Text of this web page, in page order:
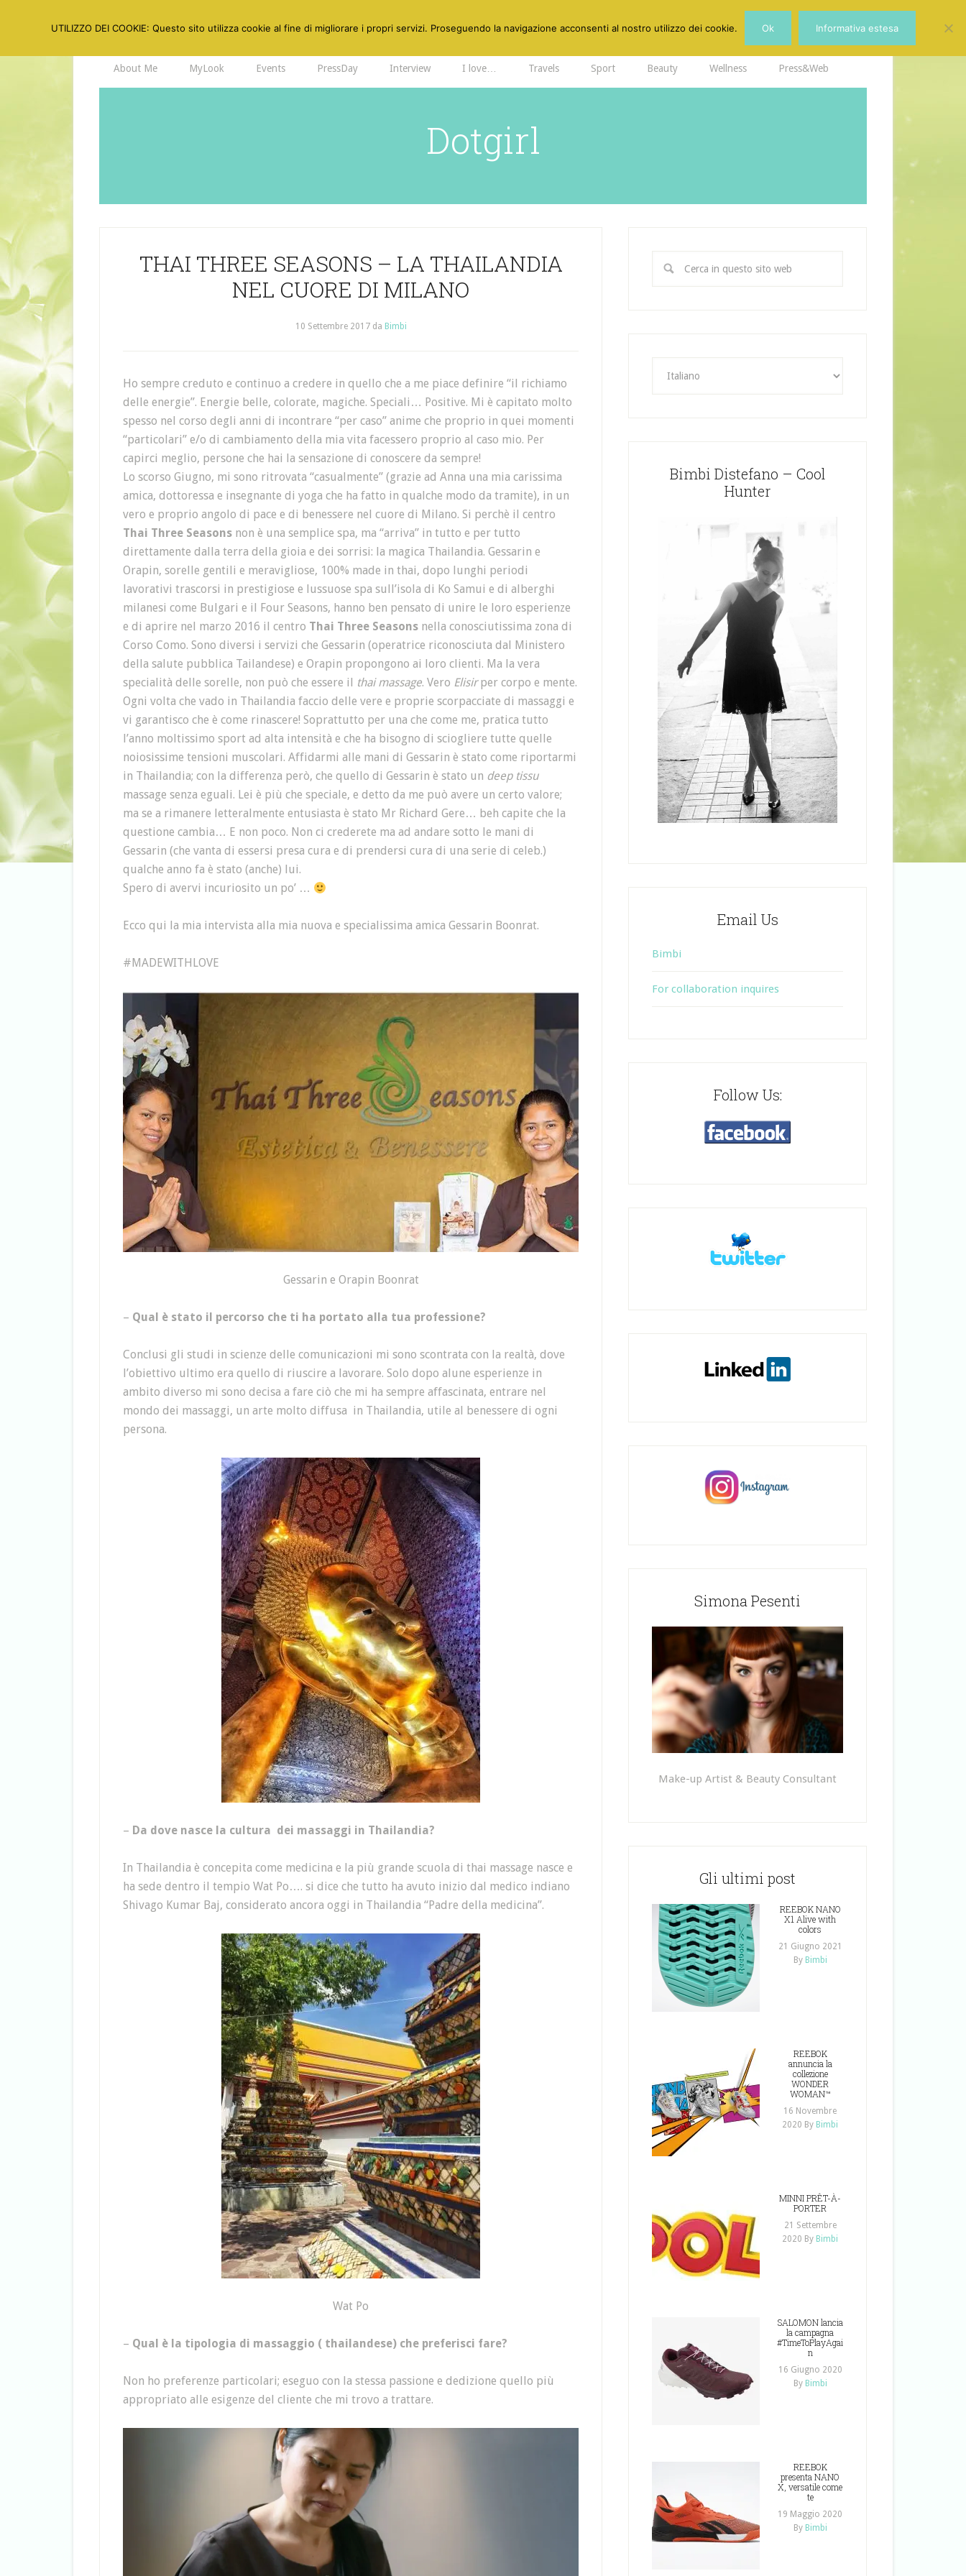
About Me MyLook Events PressDay Interview I love… Travels Sport Beauty Wellness Press&Web
Dotgirl
THAI THREE SEASONS – LA THAILANDIA
NEL CUORE DI MILANO
10 Settembre 2017da Bimbi
Ho sempre creduto e continuo a credere in quello che a me piace definire “il richiamo
delle energie”. Energie belle, colorate, magiche. Speciali… Positive. Mi è capitato molto
spesso nel corso degli anni di incontrare “per caso” anime che proprio in quei momenti
“particolari” e/o di cambiamento della mia vita facessero proprio al caso mio. Per
capirci meglio, persone che hai la sensazione di conoscere da sempre!
Lo scorso Giugno, mi sono ritrovata “casualmente” (grazie ad Anna una mia carissima
amica, dottoressa e insegnante di yoga che ha fatto in qualche modo da tramite), in un
vero e proprio angolo di pace e di benessere nel cuore di Milano. Si perchè il centro
Thai Three Seasons non è una semplice spa, ma “arriva” in tutto e per tutto
direttamente dalla terra della gioia e dei sorrisi: la magica Thailandia. Gessarin e
Orapin, sorelle gentili e meravigliose, 100% made in thai, dopo lunghi periodi
lavorativi trascorsi in prestigiose e lussuose spa sull’isola di Ko Samui e di alberghi
milanesi come Bulgari e il Four Seasons, hanno ben pensato di unire le loro esperienze
e di aprire nel marzo 2016 il centro Thai Three Seasons nella conosciutissima zona di
Corso Como. Sono diversi i servizi che Gessarin (operatrice riconosciuta dal Ministero
della salute pubblica Tailandese) e Orapin propongono ai loro clienti. Ma la vera
specialità delle sorelle, non può che essere il thai massage. Vero Elisirper corpo e mente.
Ogni volta che vado in Thailandia faccio delle vere e proprie scorpacciate di massaggi e
vi garantisco che è come rinascere! Soprattutto per una che come me, pratica tutto
l’anno moltissimo sport ad alta intensità e che ha bisogno di sciogliere tutte quelle
noiosissime tensioni muscolari. Affidarmi alle mani di Gessarin è stato come riportarmi
in Thailandia; con la differenza però, che quello di Gessarin è stato un deep tissu
massage senza eguali. Lei è più che speciale, e detto da me può avere un certo valore;
ma se a rimanere letteralmente entusiasta è stato Mr Richard Gere… beh capite che la
questione cambia… E non poco. Non ci crederete ma ad andare sotto le mani di
Gessarin (che vanta di essersi presa cura e di prendersi cura di una serie di celeb.)
qualche anno fa è stato (anche) lui.
Spero di avervi incuriosito un po’ …
Ecco qui la mia intervista alla mia nuova e specialissima amica Gessarin Boonrat.
#MADEWITHLOVE
Gessarin e Orapin Boonrat
– Qual è stato il percorso che ti ha portato alla tua professione?
Conclusi gli studi in scienze delle comunicazioni mi sono scontrata con la realtà, dove
l’obiettivo ultimo era quello di riuscire a lavorare. Solo dopo alune esperienze in
ambito diverso mi sono decisa a fare ciò che mi ha sempre affascinata, entrare nel
mondo dei massaggi, un arte molto diffusa in Thailandia, utile al benessere di ogni
persona.
– Da dove nasce la cultura dei massaggi in Thailandia?
In Thailandia è concepita come medicina e la più grande scuola di thai massage nasce e
ha sede dentro il tempio Wat Po…. si dice che tutto ha avuto inizio dal medico indiano
Shivago Kumar Baj, considerato ancora oggi in Thailandia “Padre della medicina”.
Wat Po
– Qual è la tipologia di massaggio ( thailandese) che preferisci fare?
Non ho preferenze particolari; eseguo con la stessa passione e dedizione quello più
appropriato alle esigenze del cliente che mi trovo a trattare.
Bimbi Distefano – Cool
Hunter
Email Us
Bimbi
For collaboration inquires
Follow Us:
Simona Pesenti
Make-up Artist & Beauty Consultant
Gli ultimi post
REEBOK NANO
X1 Alive with
colors
21 Giugno 2021
By Bimbi
REEBOK
annuncia la
collezione
WONDER
WOMAN™
16 Novembre
2020 By Bimbi
MINNI PRÊT-À-
PORTER
21 Settembre
2020 By Bimbi
SALOMON lancia
la campagna
#TimeToPlayAgai
n
16 Giugno 2020
By Bimbi
REEBOK
presenta NANO
X, versatile come
te
19 Maggio 2020
By Bimbi
UTILIZZO DEI COOKIE: Questo sito utilizza cookie al fine di migliorare i propri servizi. Proseguendo la navigazione acconsenti al nostro utilizzo dei cookie. Ok Informativa estesa